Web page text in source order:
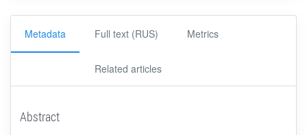
Metadata Full text (RUS) Metrics
Related articles
Abstract